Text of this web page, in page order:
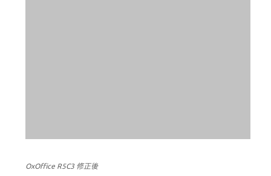
OxOffice R5C3 修正後